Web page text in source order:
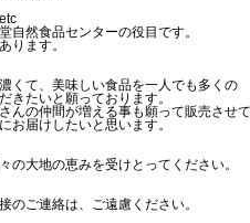
自然食品センターの役目です。
ります。
くて、美味しい食品を一人でも多くの
きたいと願っております。
んの仲間が増える事も願って販売させて
お届けしたいと思います。
の大地の恵みを受けとってください。
のご連絡は、ご遠慮ください。